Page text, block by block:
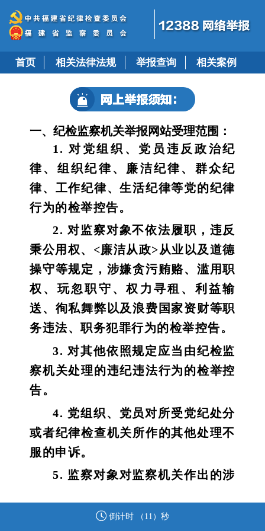
首页 相关法律法规 举报查询 相关案例
一、纪检监察机关举报网站受理范围：
1. 对党组织、党员违反政治纪
律、组织纪律、廉洁纪律、群众纪
律、工作纪律、生活纪律等党的纪律
行为的检举控告。
2. 对监察对象不依法履职，违反
秉公用权、<廉洁从政>从业以及道德
操守等规定，涉嫌贪污贿赂、滥用职
权、玩忽职守、权力寻租、利益输
送、徇私舞弊以及浪费国家资财等职
务违法、职务犯罪行为的检举控告。
3. 对其他依照规定应当由纪检监
察机关处理的违纪违法行为的检举控
告。
4. 党组织、党员对所受党纪处分
或者纪律检查机关所作的其他处理不
服的申诉。
5. 监察对象对监察机关作出的涉
申请和复核申请。
倒计时 （ 11 ）秒